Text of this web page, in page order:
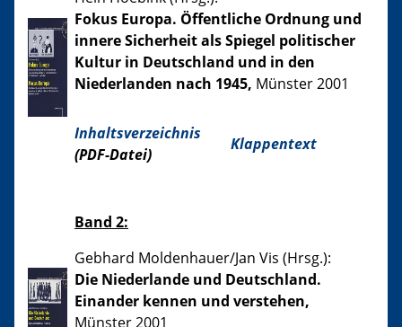
Fokus Europa. Öffentliche Ordnung und
innere Sicherheit als Spiegel politischer
Kultur in Deutschland und in den
Niederlanden nach 1945, Münster 2001
Inhaltsverzeichnis
(PDF-Datei)
Klappentext
Band 2:
Gebhard Moldenhauer/Jan Vis (Hrsg.):
Die Niederlande und Deutschland.
Einander kennen und verstehen,
Münster 2001